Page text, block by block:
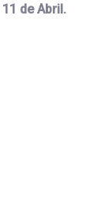
de Abril.